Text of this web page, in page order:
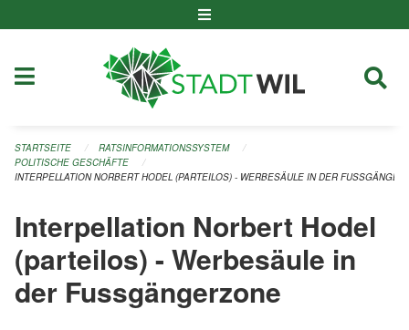
STARTSEITE
RATSINFORMATIONSSYSTEM
POLITISCHE GESCHÄFTE
INTERPELLATION NORBERT HODEL (PARTEILOS) - WERBESÄULE IN DER
Interpellation Norbert Hodel
(parteilos) - Werbesäule in
der Fussgängerzone